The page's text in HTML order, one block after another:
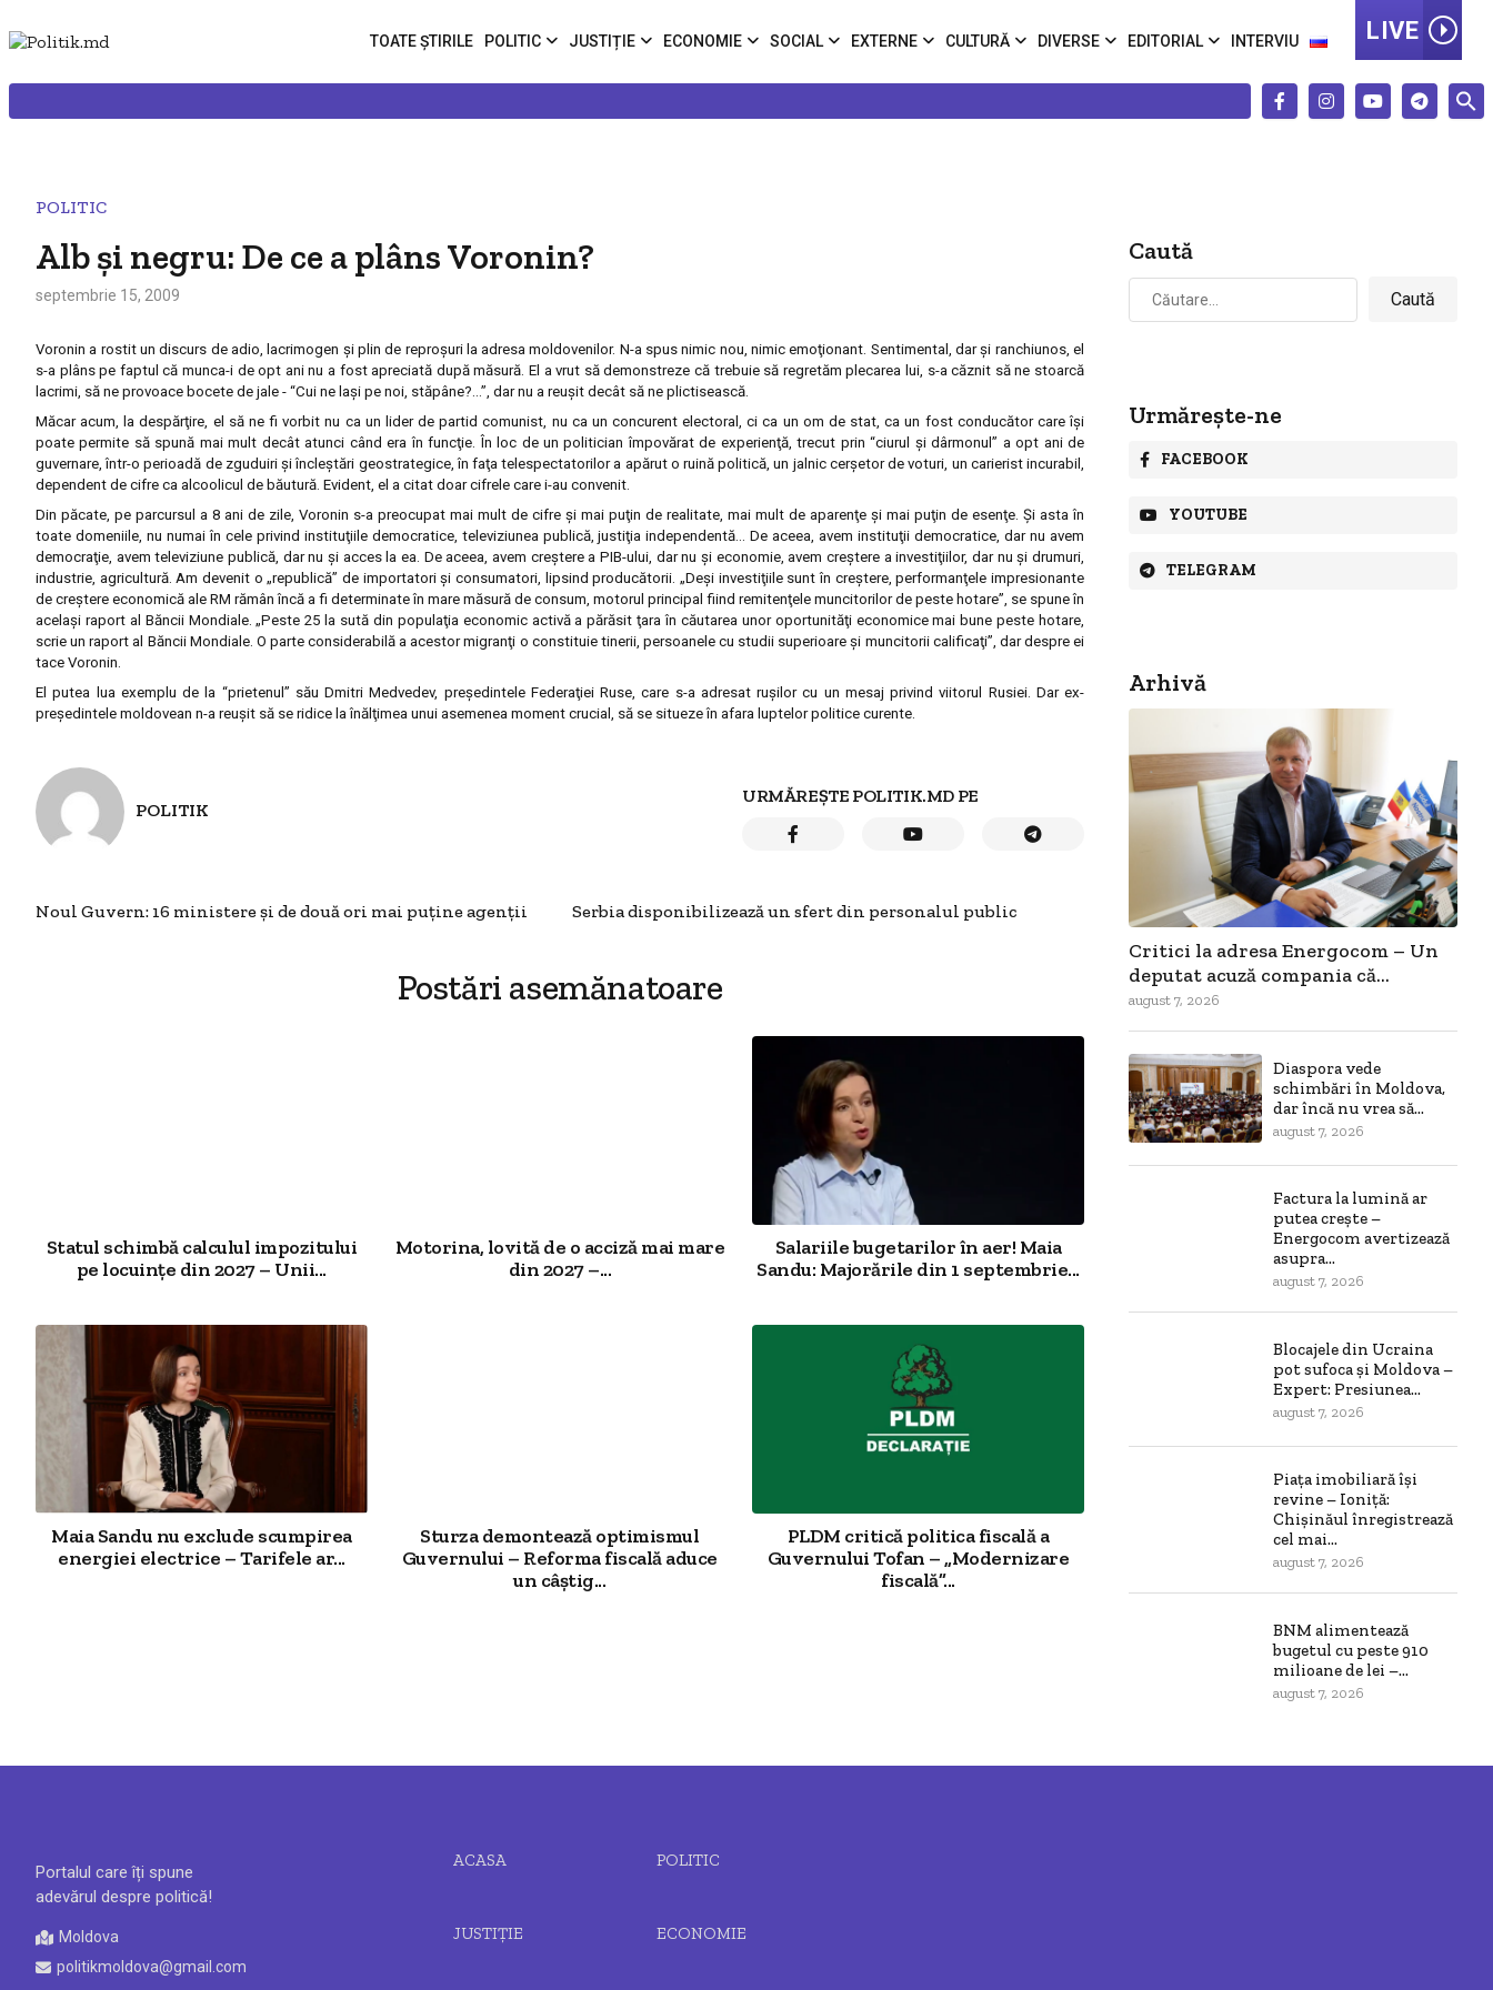
TOATE ȘTIRILE POLITIC JUSTIȚIE ECONOMIE SOCIAL EXTERNE CULTURĂ DIVERSE EDITORIAL INTERVIU LIVE
POLITIC
Alb şi negru: De ce a plâns Voronin?
septembrie 15, 2009
Voronin a rostit un discurs de adio, lacrimogen şi plin de reproşuri la adresa moldovenilor. N-a spus nimic nou, nimic emoţionant. Sentimental, dar şi ranchiunos, el
s-a plâns pe faptul că munca-i de opt ani nu a fost apreciată după măsură. El a vrut să demonstreze că trebuie să regretăm plecarea lui, s-a căznit să ne stoarcă
lacrimi, să ne provoace bocete de jale - “Cui ne laşi pe noi, stăpâne?…”, dar nu a reuşit decât să ne plictisească.
Măcar acum, la despărţire, el să ne fi vorbit nu ca un lider de partid comunist, nu ca un concurent electoral, ci ca un om de stat, ca un fost conducător care îşi
poate permite să spună mai mult decât atunci când era în funcţie. În loc de un politician împovărat de experienţă, trecut prin “ciurul şi dârmonul” a opt ani de
guvernare, într-o perioadă de zguduiri şi încleştări geostrategice, în faţa telespectatorilor a apărut o ruină politică, un jalnic cerşetor de voturi, un carierist incurabil,
dependent de cifre ca alcoolicul de băutură. Evident, el a citat doar cifrele care i-au convenit.
Din păcate, pe parcursul a 8 ani de zile, Voronin s-a preocupat mai mult de cifre şi mai puţin de realitate, mai mult de aparenţe şi mai puţin de esenţe. Şi asta în
toate domeniile, nu numai în cele privind instituţiile democratice, televiziunea publică, justiţia independentă… De aceea, avem instituţii democratice, dar nu avem
democraţie, avem televiziune publică, dar nu şi acces la ea. De aceea, avem creştere a PIB-ului, dar nu şi economie, avem creştere a investiţiilor, dar nu şi drumuri,
industrie, agricultură. Am devenit o „republică” de importatori şi consumatori, lipsind producătorii. „Deşi investiţiile sunt în creştere, performanţele impresionante
de creştere economică ale RM rămân încă a fi determinate în mare măsură de consum, motorul principal fiind remitenţele muncitorilor de peste hotare”, se spune în
acelaşi raport al Băncii Mondiale. „Peste 25 la sută din populaţia economic activă a părăsit ţara în căutarea unor oportunităţi economice mai bune peste hotare,
scrie un raport al Băncii Mondiale. O parte considerabilă a acestor migranţi o constituie tinerii, persoanele cu studii superioare şi muncitorii calificaţi”, dar despre ei
tace Voronin.
El putea lua exemplu de la “prietenul” său Dmitri Medvedev, preşedintele Federaţiei Ruse, care s-a adresat ruşilor cu un mesaj privind viitorul Rusiei. Dar ex-
preşedintele moldovean n-a reuşit să se ridice la înălţimea unui asemenea moment crucial, să se situeze în afara luptelor politice curente.
POLITIK
URMĂREȘTE POLITIK.MD PE
Noul Guvern: 16 ministere şi de două ori mai puţine agenţii Serbia disponibilizează un sfert din personalul public
Postări asemănatoare
Statul schimbă calculul impozitului
pe locuințe din 2027 – Unii...
Motorina, lovită de o acciză mai mare
din 2027 –...
Salariile bugetarilor în aer! Maia
Sandu: Majorările din 1 septembrie...
Maia Sandu nu exclude scumpirea
energiei electrice – Tarifele ar...
Sturza demontează optimismul
Guvernului – Reforma fiscală aduce
un câștig...
PLDM critică politica fiscală a
Guvernului Tofan – „Modernizare
fiscală”...
Caută
Caută
după:
Urmărește-ne
FACEBOOK
YOUTUBE
TELEGRAM
Arhivă
Critici la adresa Energocom – Un
deputat acuză compania că...
august 7, 2026
Diaspora vede
schimbări în Moldova,
dar încă nu vrea să...
august 7, 2026
Factura la lumină ar
putea crește –
Energocom avertizează
asupra...
august 7, 2026
Blocajele din Ucraina
pot sufoca și Moldova –
Expert: Presiunea...
august 7, 2026
Piața imobiliară își
revine – Ioniță:
Chișinăul înregistrează
cel mai...
august 7, 2026
BNM alimentează
bugetul cu peste 910
milioane de lei –...
august 7, 2026
Portalul care îți spune
adevărul despre politică!
Moldova
politikmoldova@gmail.com
ACASA POLITIC
JUSTIȚIE ECONOMIE